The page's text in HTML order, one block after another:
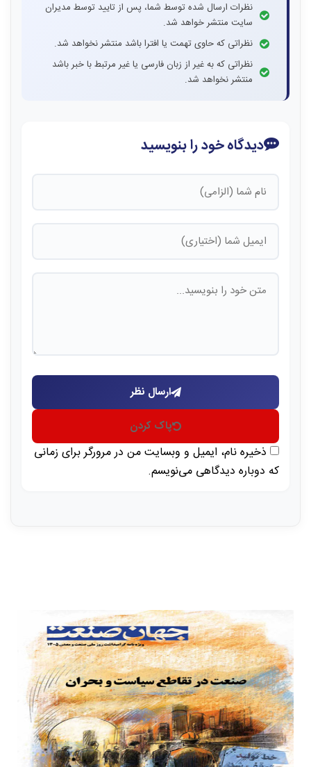
نظرات ارسال شده توسط شما، پس از تایید توسط مدیران
سایت منتشر خواهد شد.
نظراتی که حاوی تهمت یا افترا باشد منتشر نخواهد شد.
نظراتی که به غیر از زبان فارسی یا غیر مرتبط با خبر باشد
منتشر نخواهد شد.
دیدگاه خود را بنویسید
ارسال نظر
پاک کردن
ذخیره نام، ایمیل و وبسایت من در مرورگر برای زمانی
که دوباره دیدگاهی می‌نویسم.